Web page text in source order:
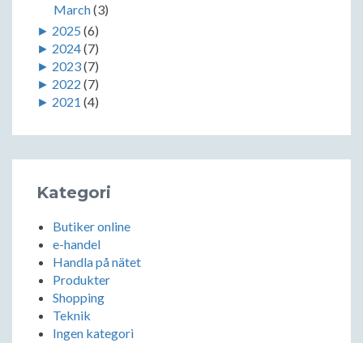
March(3)
► 2025 (6)
► 2024(7)
► 2023(7)
► 2022 (7)
► 2021 (4)
Kategori
Butiker online
e-handel
Handla på nätet
Produkter
Shopping
Teknik
Ingen kategori